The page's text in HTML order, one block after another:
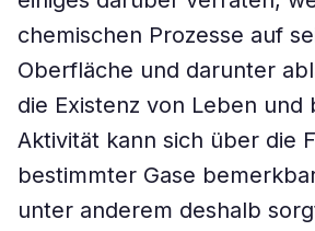
chemischen Prozesse auf
Oberfläche und darunter
die Existenz von Leben und
Aktivität kann sich über die
bestimmter Gase
unter anderem deshalb